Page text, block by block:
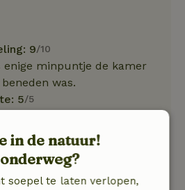
9/10
enige minpuntje de kamer
was.
5/5
liefdevol verzorgd en
gezellige huiskamer en
in de natuur!
soepel te laten verlopen,